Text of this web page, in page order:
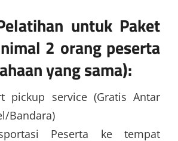
untuk Paket
2 orang peserta
yang sama):
pickup service (Gratis Antar
Bandara)
Peserta ke tempat